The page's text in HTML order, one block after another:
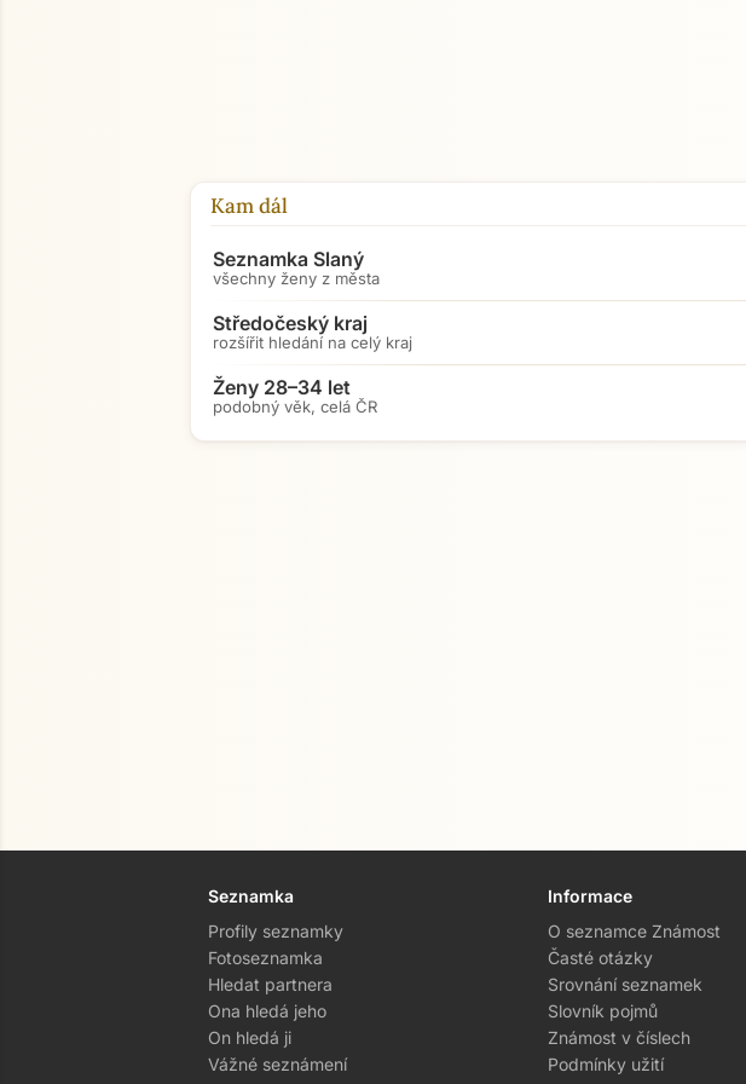
Kam dál
Seznamka Slaný
všechny ženy z města
Středočeský kraj
rozšířit hledání na celý kraj
Ženy 28–34 let
podobný věk, celá ČR
Seznamka
Profily seznamky
Fotoseznamka
Hledat partnera
Ona hledá jeho
On hledá ji
Vážné seznámení
Informace
O seznamce Známost
Časté otázky
Srovnání seznamek
Slovník pojmů
Známost v číslech
Podmínky užití